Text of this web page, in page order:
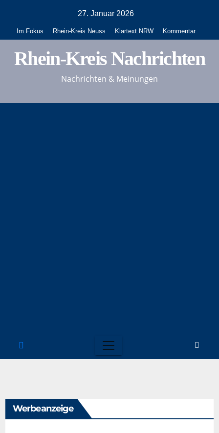
springen
27. Januar 2026
Im Fokus Rhein-Kreis Neuss Klartext.NRW Kommentar
Rhein-Kreis Nachrichten
Nachrichten & Meinungen
Werbeanzeige